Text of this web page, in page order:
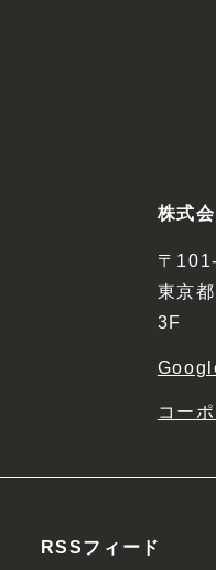
株式
〒
東京
3F
コー
RSSフィード